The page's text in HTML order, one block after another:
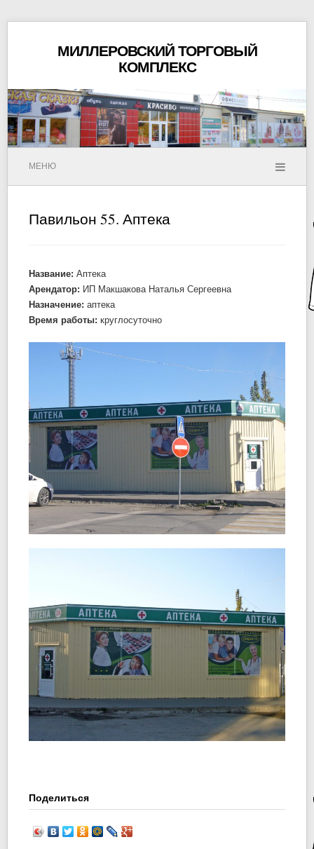
МИЛЛЕРОВСКИЙ ТОРГОВЫЙ
КОМПЛЕКС
МЕНЮ
Павильон 55. Аптека
Название: Аптека
Арендатор: ИП Макшакова Наталья Сергеевна
Назначение: аптека
Время работы: круглосуточно
Поделиться